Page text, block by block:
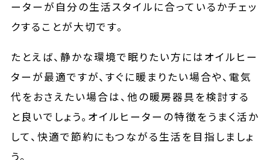
ーターが自分の生活スタイルに合っているかチェッ
クすることが大切です。
たとえば、静かな環境で眠りたい方にはオイルヒー
ターが最適ですが、すぐに暖まりたい場合や、電気
代をおさえたい場合は、他の暖房器具を検討する
と良いでしょう。オイルヒーターの特徴をうまく活か
して、快適で節約にもつながる生活を目指しましょ
う。